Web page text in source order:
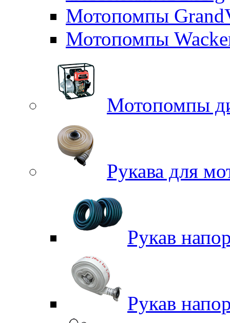
Мотопомпы
Мотопомпы
Мотопомпы
Рукава для
Рукав
Рукав